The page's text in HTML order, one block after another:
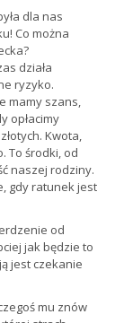
dla nas
Co można
działa
ryzyko.
mamy szans,
opłacimy
Kwota,
To środki, od
naszej rodziny.
gdy ratunek jest
od
jak będzie to
jest czekanie
mu znów